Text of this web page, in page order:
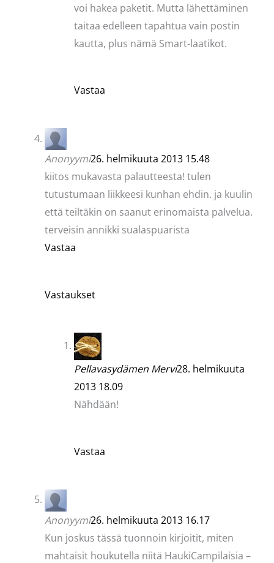
voi hakea paketit. Mutta lähettäminen
taitaa edelleen tapahtua vain postin
kautta, plus nämä Smart-laatikot.
Vastaa
Anonyymi26. helmikuuta 2013 15.48
kiitos mukavasta palautteesta! tulen
tutustumaan liikkeesi kunhan ehdin. ja kuulin
että teiltäkin on saanut erinomaista palvelua.
terveisin annikki sualaspuarista
Vastaa
Vastaukset
Pellavasydämen Mervi28. helmikuuta
2013 18.09
Nähdään!
Vastaa
Anonyymi26. helmikuuta 2013 16.17
Kun joskus tässä tuonnoin kirjoitit, miten
mahtaisit houkutella niitä HaukiCampilaisia –